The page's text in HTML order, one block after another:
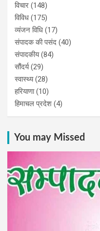
विचार (148)
विविध (175)
व्यंजन विधि (17)
संपादक की पसंद (40)
संपादकीय(84)
सौंदर्य(29)
स्वास्थ्य(28)
हरियाणा(10)
हिमाचल प्रदेश (4)
You may Missed